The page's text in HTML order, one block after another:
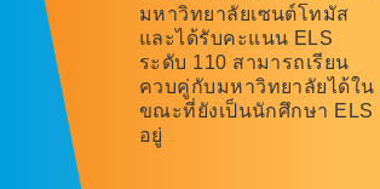
มหาวิทยาลัยเซนต์โทมัส
และได้รับคะแนน ELS
ระดับ 110 สามารถเรียน
ควบคู่กับมหาวิทยาลัยได้ใน
ขณะที่ยังเป็นนักศึกษา ELS
อยู่